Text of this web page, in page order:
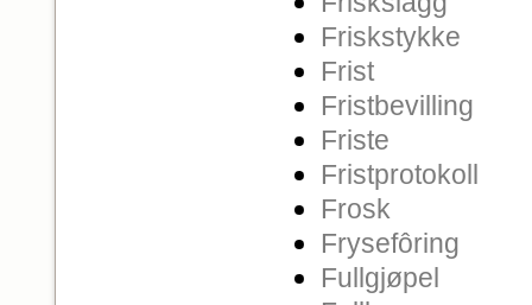
Friskstykke
Frist
Fristbevilling
Friste
Fristprotokoll
Frosk
Frysefôring
Fullgjøpel